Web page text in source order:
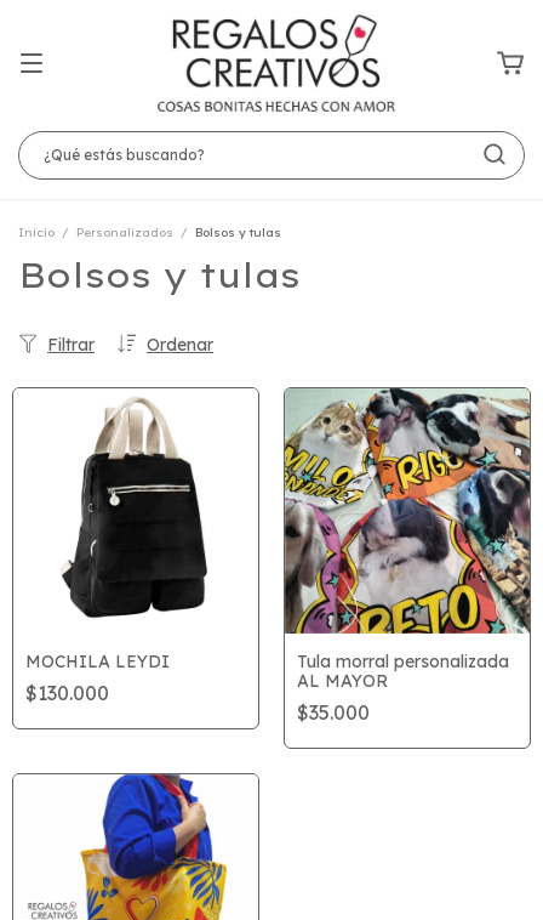
Inicio / Personalizados / Bolsos y tulas
Bolsos y tulas
Ordenar
Filtrar
MOCHILA LEYDI
$130.000
Tula morral personalizada
AL MAYOR
$35.000